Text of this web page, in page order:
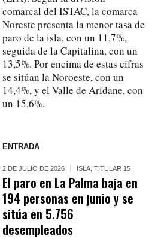
comarcal del ISTAC, la comarca
Noreste presenta la menor tasa de
paro de la isla, con un 11,7%,
seguida de la Capitalina, con un
13,5%. Por encima de estas cifras
se sitúan la Noroeste, con un
14,4%, y el Valle de Aridane, con
un 15,6%.
ENTRADA
2 DE JULIO DE 2026 ISLA ,TITULAR 15
El paro en La Palma baja en
194 personas en junio y se
sitúa en 5.756
desempleados